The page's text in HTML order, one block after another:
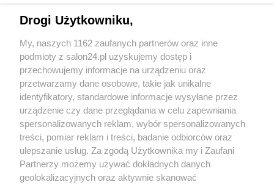
Sport
Społeczeństwo
Kultura
X Facebook Instagram Youtube
Drogi Użytkowniku,
My, naszych 1162 zaufanych partnerów oraz inne
podmioty z salon24.pl uzyskujemy dostęp i
przechowujemy informacje na urządzeniu oraz
przetwarzamy dane osobowe, takie jak unikalne
identyfikatory, standardowe informacje wysyłane przez
urządzenie czy dane przeglądania w celu zapewniania
spersonalizowanych reklam, wybór spersonalizowanych
treści, pomiar reklam i treści, badanie odbiorców oraz
ulepszanie usług. Za zgodą Użytkownika my i Zaufani
Partnerzy możemy używać dokładnych danych
geolokalizacyjnych oraz aktywnie skanować